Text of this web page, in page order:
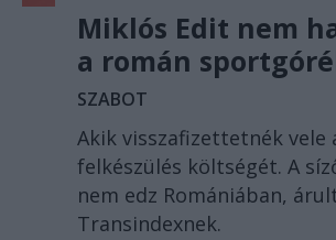
Miklós Edit nem
a román
SZABOT
Akik visszafizettetnék vele
felkészülés költségét. A
nem edz Romániában,
Transindexnek.